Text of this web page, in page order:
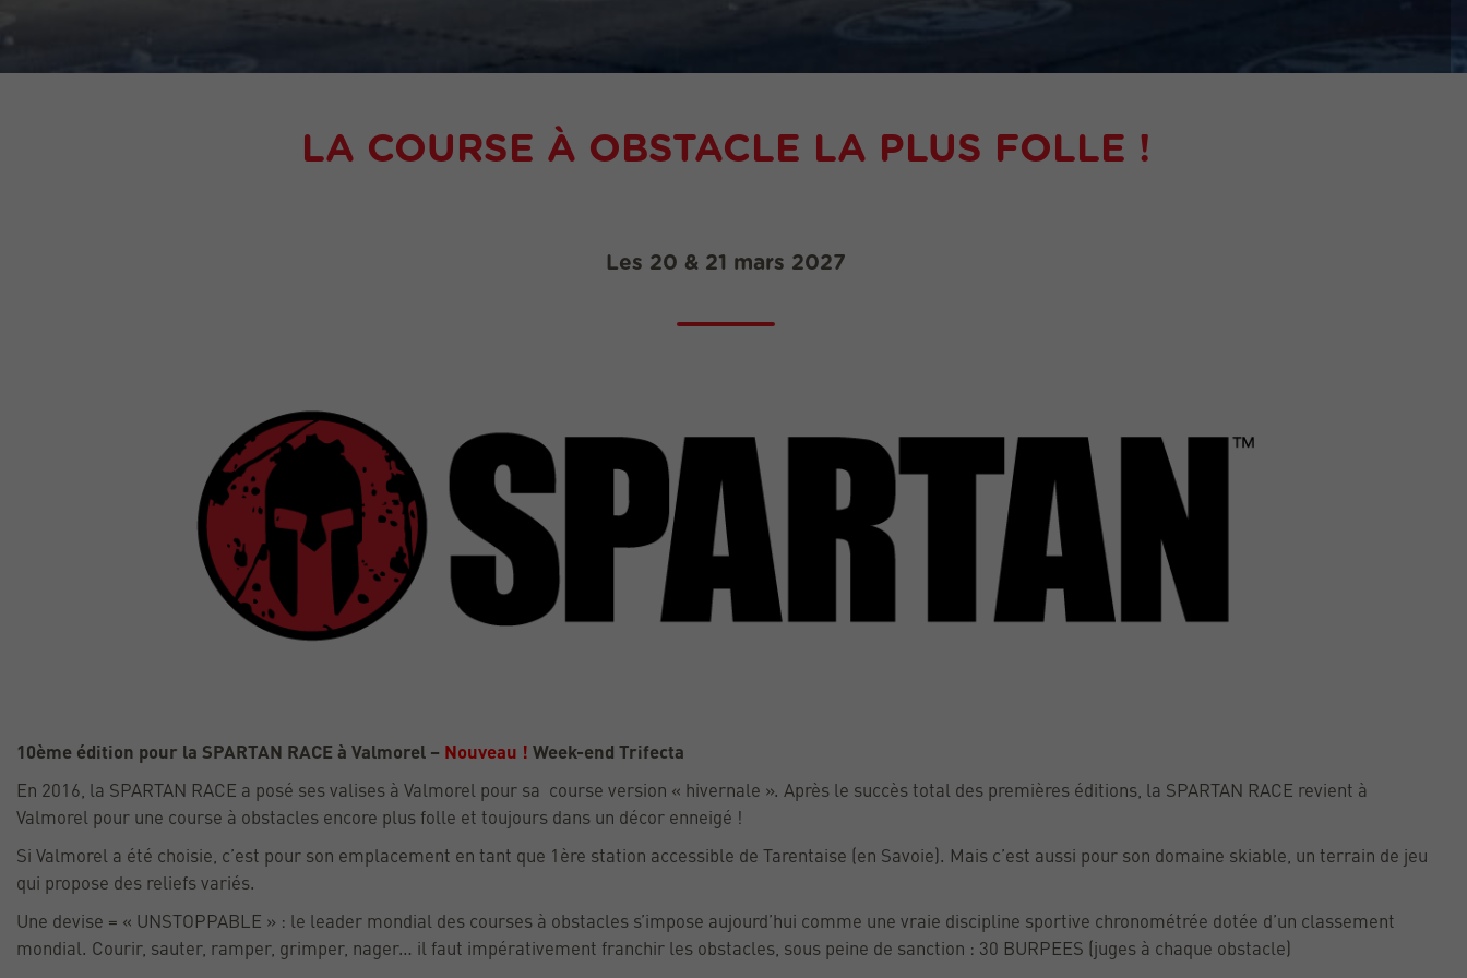
LA COURSE À OBSTACLE LA PLUS FOLLE !
Les 20 & 21 mars 2027
10ème édition pour la SPARTAN RACE à Valmorel – Nouveau ! Week-end Trifecta
En 2016, la SPARTAN RACE a posé ses valises à Valmorel pour sa course version « hivernale ». Après le succès total des premières éditions, la SPARTAN RACE revient à
Valmorel pour une course à obstacles encore plus folle et toujours dans un décor enneigé !
Si Valmorel a été choisie, c’est pour son emplacement en tant que 1ère station accessible de Tarentaise (en Savoie). Mais c’est aussi pour son domaine skiable, un terrain de jeu
qui propose des reliefs variés.
Une devise = « UNSTOPPABLE » : le leader mondial des courses à obstacles s’impose aujourd’hui comme une vraie discipline sportive chronométrée dotée d’un classement
mondial. Courir, sauter, ramper, grimper, nager… il faut impérativement franchir les obstacles, sous peine de sanction : 30 BURPEES (juges à chaque obstacle)